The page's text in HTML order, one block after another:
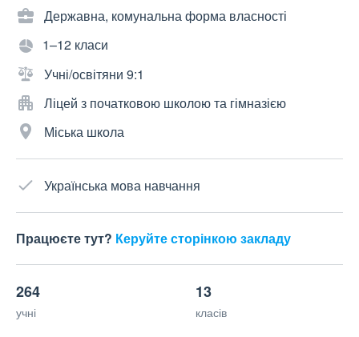
Державна, комунальна форма власності
1–12 класи
Учні/освітяни 9:1
Ліцей з початковою школою та гімназією
Міська школа
Українська мова навчання
Працюєте тут? Керуйте сторінкою закладу
264
учні
13
класів